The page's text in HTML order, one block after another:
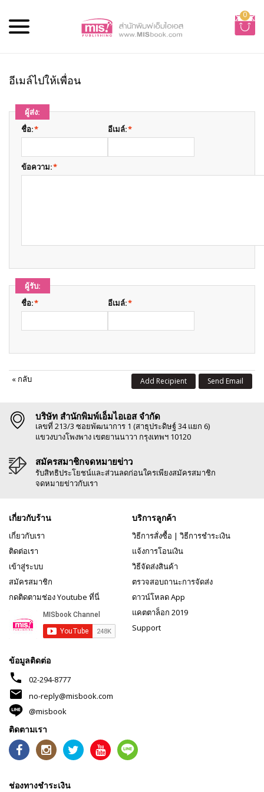
0
อีเมล์ไปให้เพื่อน
ผู้ส่ง:
*
ชื่อ: *
อีเมล์:
*
ข้อความ:
ผู้รับ:
*
ชื่อ: *
อีเมล์:
« กลับ Send Email
Add Recipient
บริษัท สำนักพิมพ์เอ็มไอเอส จำกัด
เลขที่ 213/3 ซอยพัฒนาการ 1 (สาธุประดิษฐ์ 34 แยก 6)
แขวงบางโพงพาง เขตยานนาวา กรุงเทพฯ 10120
สมัครสมาชิกจดหมายข่าว
รับสิทธิประโยชน์และส่วนลดก่อนใครเพียงสมัครสมาชิก
จดหมายข่าวกับเรา
เกี่ยวกับร้าน
เกี่ยวกับเรา
ติดต่อเรา
เข้าสู่ระบบ
สมัครสมาชิก
กดติดตามช่อง Youtube ที่นี่
บริการลูกค้า
วิธีการสั่งซื้อ | วิธีการชำระเงิน
แจ้งการโอนเงิน
วิธีจัดส่งสินค้า
ตรวจสอบถานะการจัดส่ง
ดาวน์โหลด App
แคตตาล็อก 2019
Support
ข้อมูลติดต่อ
phone 02-294-8777
mail
no-reply@misbook.com
@misbook
ติดตามเรา
ช่องทางชำระเงิน